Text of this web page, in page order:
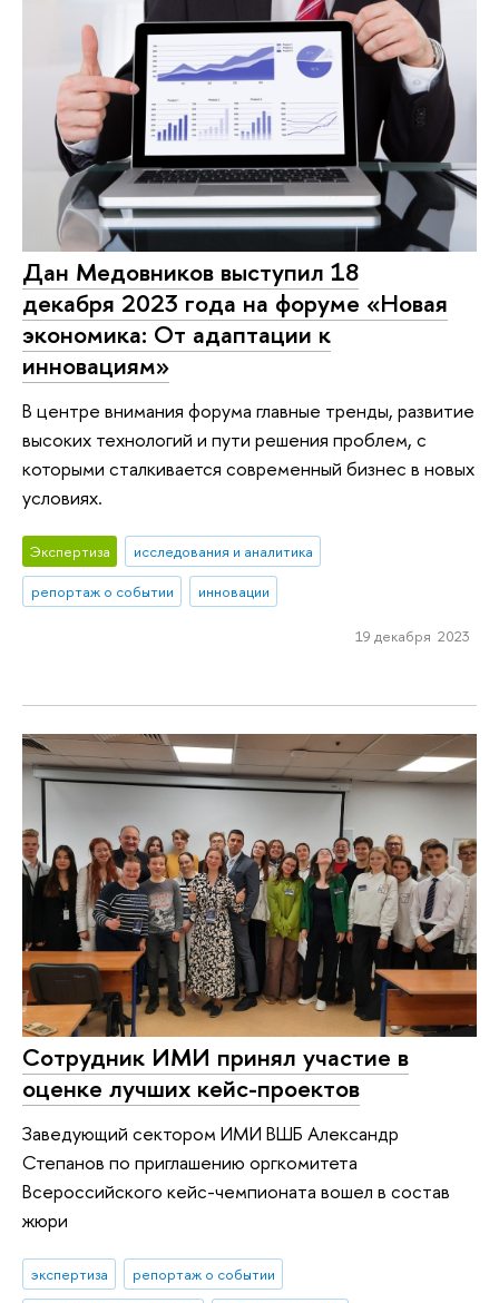
Дан Медовников выступил 18
декабря 2023 года на форуме «Новая
экономика: От адаптации к
инновациям»
В центре внимания форума главные тренды, развитие
высоких технологий и пути решения проблем, с
которыми сталкивается современный бизнес в новых
условиях.
Экспертиза
исследования и аналитика
репортаж о событии
инновации
19 декабря 2023
Сотрудник ИМИ принял участие в
оценке лучших кейс-проектов
Заведующий сектором ИМИ ВШБ Александр
Степанов по приглашению оргкомитета
Всероссийского кейс-чемпионата вошел в состав
жюри
экспертиза
репортаж о событии